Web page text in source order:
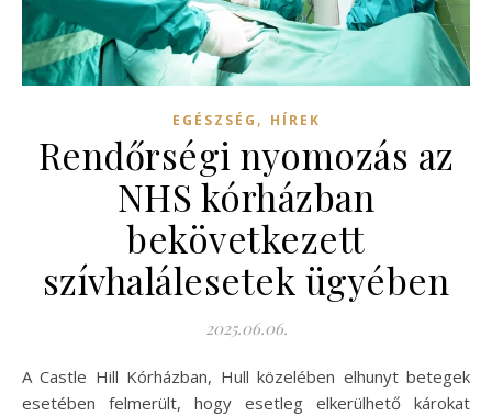
EGÉSZSÉG , HÍREK
Rendőrségi nyomozás az
NHS kórházban
bekövetkezett
szívhalálesetek ügyében
2025.06.06.
A Castle Hill Kórházban, Hull közelében elhunyt betegek
esetében felmerült, hogy esetleg elkerülhető károkat